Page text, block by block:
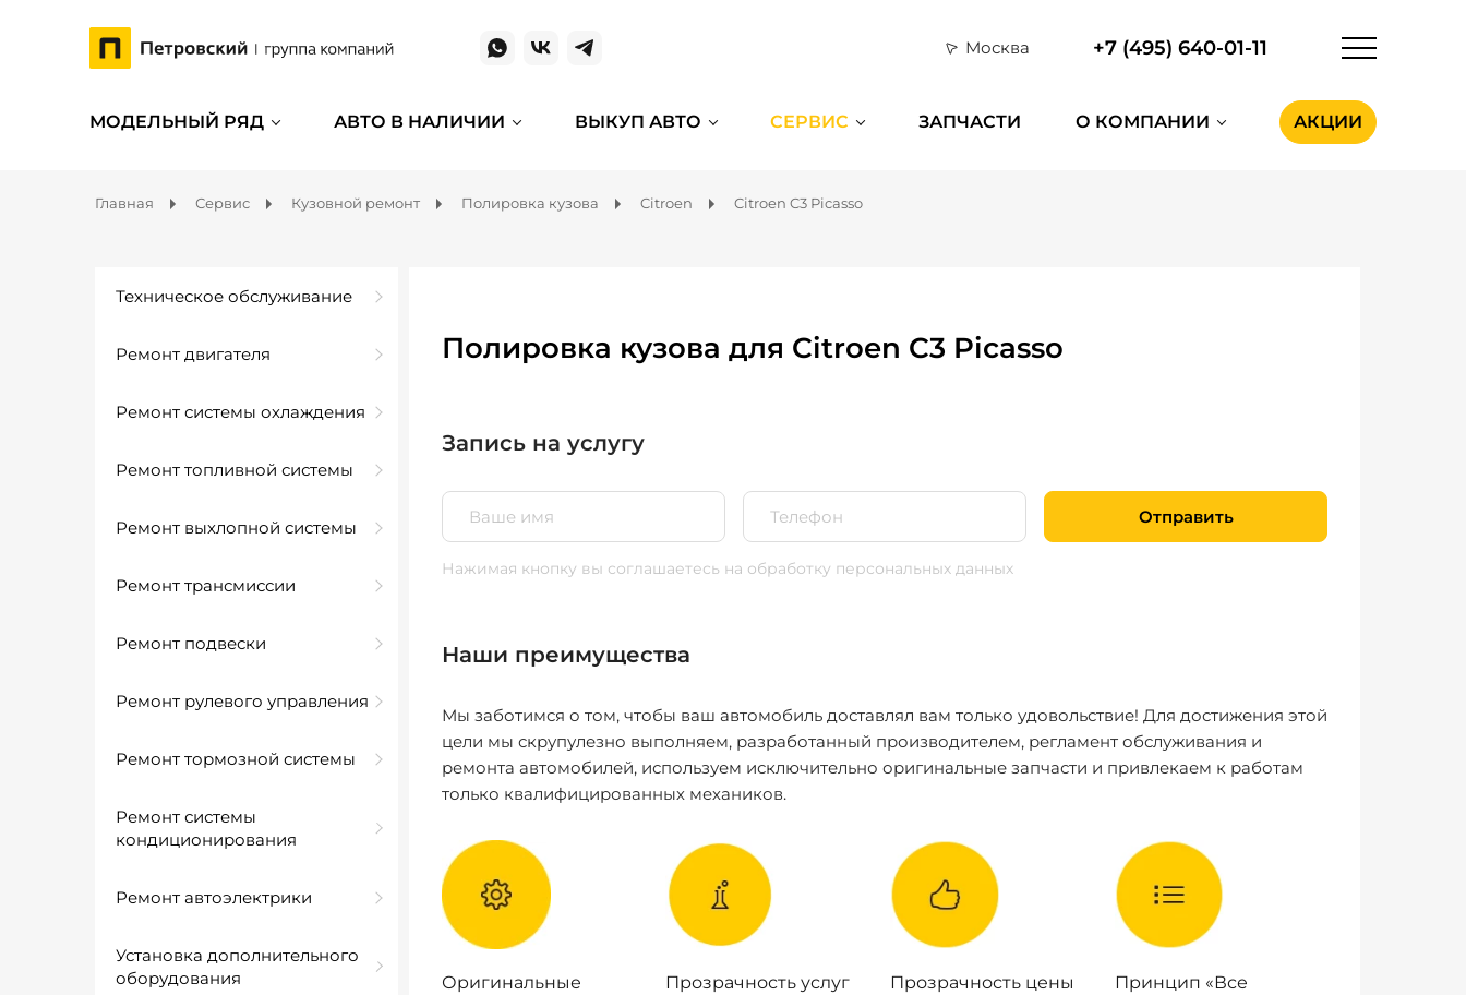
Москва +7 (495) 640-01-11
МОДЕЛЬНЫЙ РЯД АВТО В НАЛИЧИИ ВЫКУП АВТО СЕРВИС ЗАПЧАСТИ О КОМПАНИИ АКЦИИ
Главная Сервис Кузовной ремонт Полировка кузова Citroen Citroen C3 Picasso
Техническое обслуживание
Ремонт двигателя
Ремонт системы охлаждения
Ремонт топливной системы
Ремонт выхлопной системы
Ремонт трансмиссии
Ремонт подвески
Ремонт рулевого управления
Ремонт тормозной системы
Ремонт системы
кондиционирования
Ремонт автоэлектрики
Установка дополнительного
оборудования
Полировка кузова для Citroen C3 Picasso
Запись на услугу
Отправить
Нажимая кнопку вы соглашаетесь на обработку персональных данных
Наши преимущества
Мы заботимся о том, чтобы ваш автомобиль доставлял вам только удовольствие! Для достижения этой
цели мы скрупулезно выполняем, разработанный производителем, регламент обслуживания и
ремонта автомобилей, используем исключительно оригинальные запчасти и привлекаем к работам
только квалифицированных механиков.
Оригинальные
Прозрачность услуг Прозрачность цены
Принцип «Все